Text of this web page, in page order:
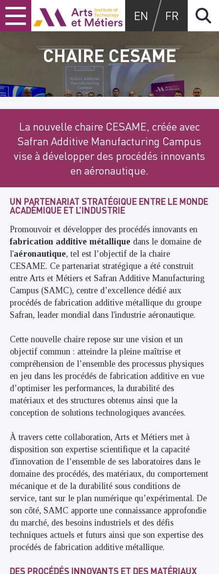
Skip
to
content
Skip
to
main
menu
Skip
to
search
Arts et Métiers School
EN FR
CHAIRE CESAME
La nouvelle chaire CESAME, créée avec
Safran Additive Manufacturing Campus
vise à développer des procédés innovants
en aéronautique.
UN PARTENARIAT STRATÉGIQUE ENTRE LE MONDE
ACADÉMIQUE ET L’INDUSTRIE
Promouvoir et développer des procédés innovants en
fabrication additive métallique dans le domaine de
l'aéronautique, tel est l’objectif de la chaire
CESAME. Ce partenariat stratégique a été construit
entre Arts et Métiers et Safran Additive Manufacturing
Campus (SAMC), centre d’excellence dédié aux
procédés de fabrication additive métallique du groupe
Safran, leader mondial dans l'industrie aéronautique.
Cette nouvelle chaire repose sur une vision et un
objectif commun : atteindre la pleine maîtrise et
compréhension de l’ensemble des processus physiques
en jeu dans les procédés de fabrication additive en vue
d’optimiser les performances, la durabilité des
matériaux et des structures obtenus ainsi que la
conception de solutions technologiques avancées.
À travers cette collaboration, Arts et Métiers met à
disposition son expertise scientifique et la capacité
d'innovation de l’ensemble de ses laboratoires dans le
domaine des procédés, des matériaux, du comportement
mécanique et de la durabilité sous conditions de
service, tant sur le plan numérique qu’expérimental. De
son côté, SAMC apporte une connaissance approfondie
du marché, des besoins industriels et des défis
techniques actuels et futurs ainsi que son expertise des
procédés de fabrication additive métallique.
DES PROCÉDÉS INNOVANTS ET DES MATÉRIAUX